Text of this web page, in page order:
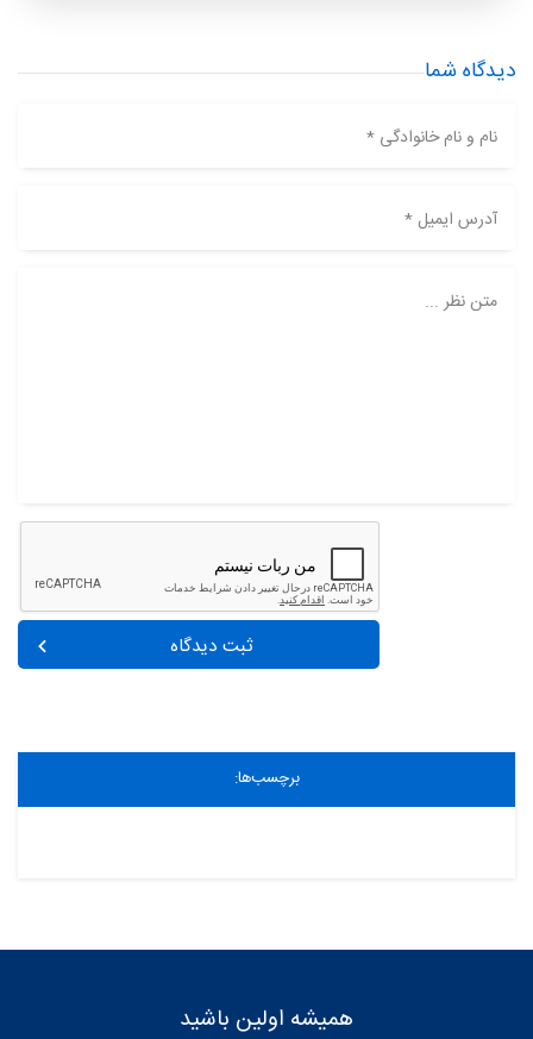
دیدگاه شما
نام و نام خانوادگی *
آدرس ایمیل *
متن نظر ...
ثبت دیدگاه
برچسب‌ها:
همیشه اولین باشید